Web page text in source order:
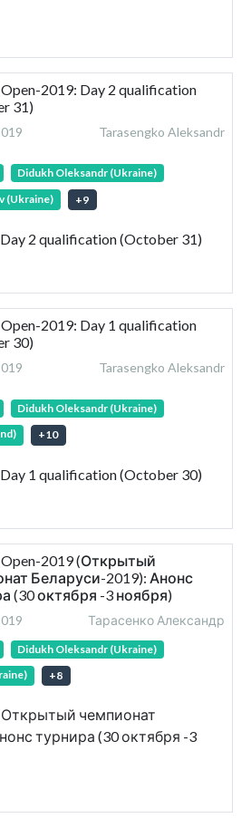
2019: Day 2 qualification
31)
Tarasengko Aleksandr
Didukh Oleksandr (Ukraine)
(Ukraine)
+9
2 qualification (October 31)
2019: Day 1 qualification
30)
Tarasengko Aleksandr
Didukh Oleksandr (Ukraine)
+10
1 qualification (October 30)
Open-2019 (Открытый
Беларуси-2019): Анонс
(30 октября -3 ноября)
Тарасенко Александр
Didukh Oleksandr (Ukraine)
+8
чемпионат
турнира (30 октября -3